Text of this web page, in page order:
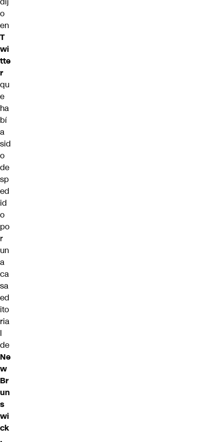
o
en
T
wi
tte
r
qu
e
ha
bí
a
sid
o
de
sp
ed
id
o
po
r
un
a
ca
sa
ed
ito
ria
l
de
Ne
w
Br
un
s
wi
ck
,